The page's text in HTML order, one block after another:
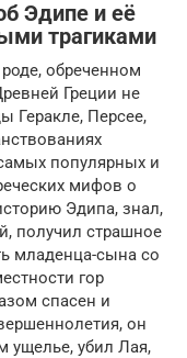
Эдипе и её
трагиками
обреченном
Греции не
Геракле, Персее,
популярных и
мифов о
Эдипа, знал,
получил страшное
младенца-сына со
гор
спасен и
он
ущелье, убил Лая,